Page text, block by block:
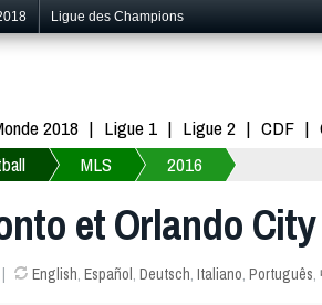
Ligue des Champions
2018 Ligue 1 Ligue 2 CDF
MLS 2016
et Orlando
English, Español, Deutsch, Italiano, Português,